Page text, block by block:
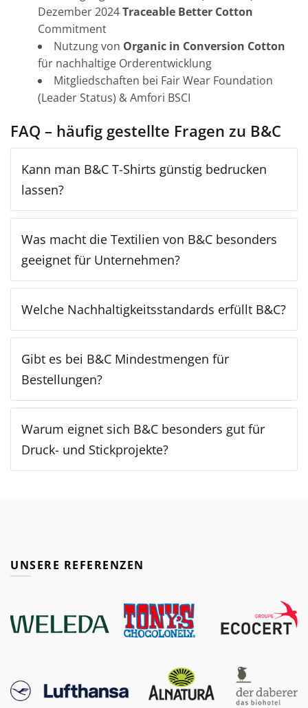
Dezember 2024Traceable Better Cotton
Commitment
Nutzung von Organic in Conversion Cotton
für nachhaltige Orderentwicklung
Mitgliedschaften bei Fair Wear Foundation
(Leader Status) & Amfori BSCI
FAQ – häufig gestellte Fragen zu B&C
Kann man B&C T-Shirts günstig bedrucken
lassen?
Was macht die Textilien von B&C besonders
geeignet für Unternehmen?
Welche Nachhaltigkeitsstandards erfüllt B&C?
Gibt es bei B&C Mindestmengen für
Bestellungen?
Warum eignet sich B&C besonders gut für
Druck- und Stickprojekte?
UNSERE REFERENZEN